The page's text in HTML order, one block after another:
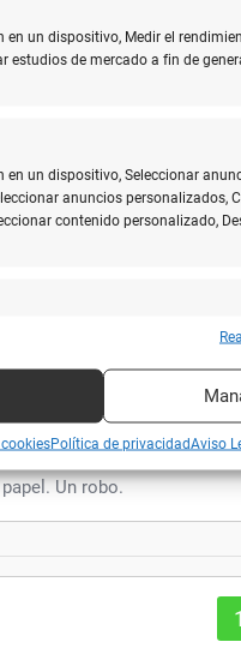
un dispositivo, Medir el
estudios de mercado a fin de
un dispositivo, Seleccionar
anuncios personalizados,
contenido personalizado,
off line, Vincular diferentes
geográfica precisa, Analizar
fraudes y depurar errores,
Política de privacidadAviso
Tarjetas de
un papel y además no
Un robo.